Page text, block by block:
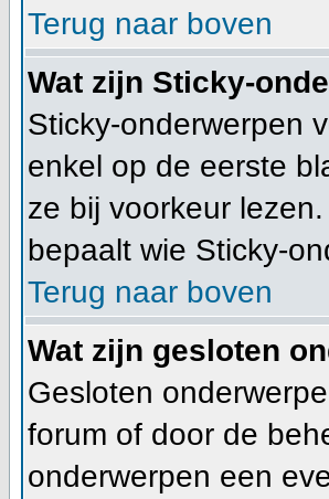
Terug naar boven
Wat zijn Sticky-
Sticky-onderwerpen
enkel op de eerste
ze bij voorkeur
bepaalt wie Sticky-
Terug naar boven
Wat zijn gesloten
Gesloten
forum of door de
onderwerpen een